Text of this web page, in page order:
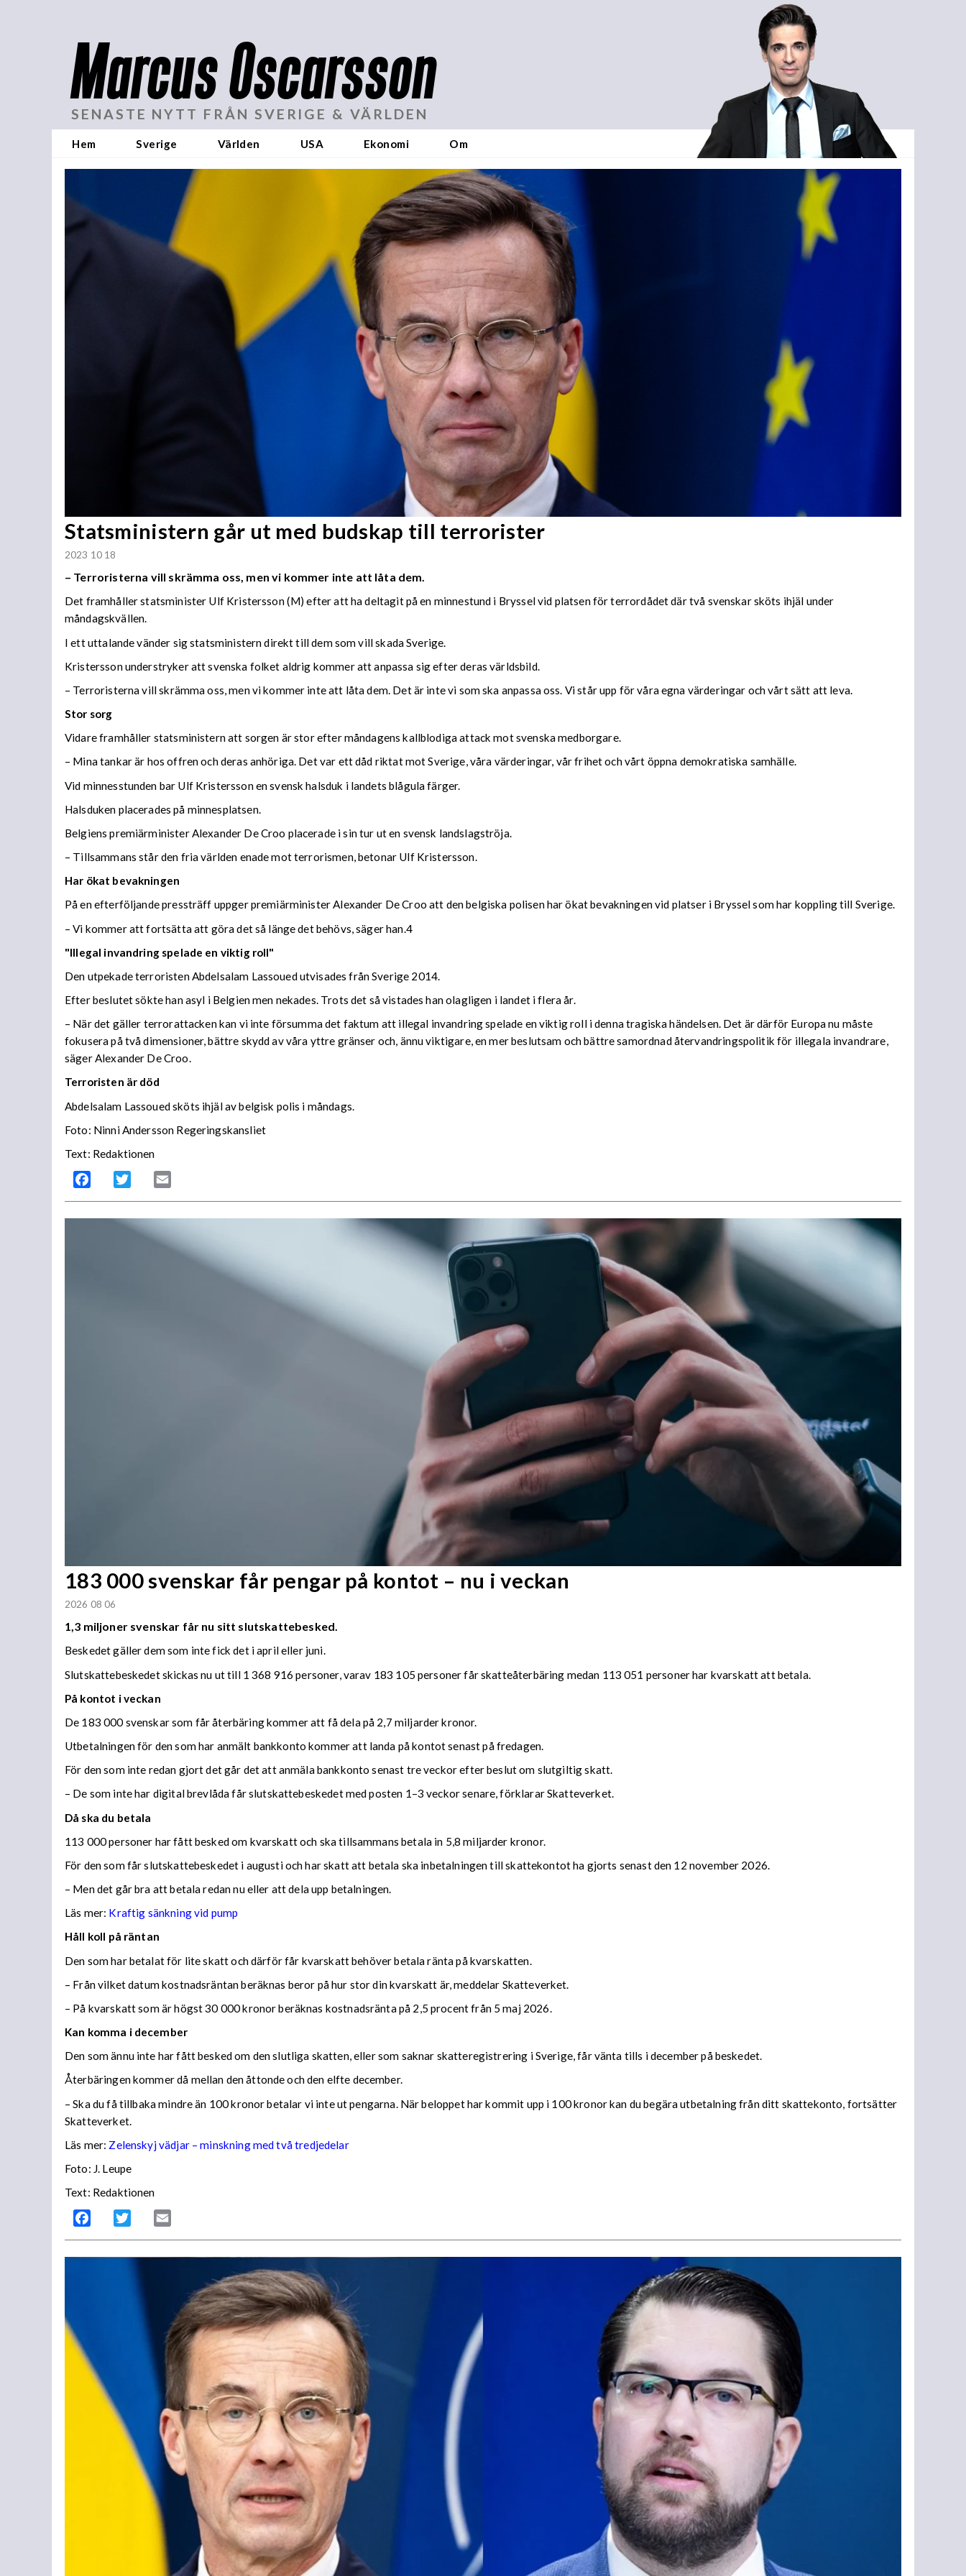
Marcus Oscarsson
SENASTE NYTT FRÅN SVERIGE & VÄRLDEN
Hem Sverige Världen USA Ekonomi Om
Statsministern går ut med budskap till terrorister
2023 10 18
– Terroristerna vill skrämma oss, men vi kommer inte att låta dem.
Det framhåller statsminister Ulf Kristersson (M) efter att ha deltagit på en minnestund i Bryssel vid platsen för terrordådet där två svenskar sköts ihjäl under
måndagskvällen.
I ett uttalande vänder sig statsministern direkt till dem som vill skada Sverige.
Kristersson understryker att svenska folket aldrig kommer att anpassa sig efter deras världsbild.
– Terroristerna vill skrämma oss, men vi kommer inte att låta dem. Det är inte vi som ska anpassa oss. Vi står upp för våra egna värderingar och vårt sätt att leva.
Stor sorg
Vidare framhåller statsministern att sorgen är stor efter måndagens kallblodiga attack mot svenska medborgare.
– Mina tankar är hos offren och deras anhöriga. Det var ett dåd riktat mot Sverige, våra värderingar, vår frihet och vårt öppna demokratiska samhälle.
Vid minnesstunden bar Ulf Kristersson en svensk halsduk i landets blågula färger.
Halsduken placerades på minnesplatsen.
Belgiens premiärminister Alexander De Croo placerade i sin tur ut en svensk landslagströja.
– Tillsammans står den fria världen enade mot terrorismen, betonar Ulf Kristersson.
Har ökat bevakningen
På en efterföljande pressträff uppger premiärminister Alexander De Croo att den belgiska polisen har ökat bevakningen vid platser i Bryssel som har koppling till Sverige.
– Vi kommer att fortsätta att göra det så länge det behövs, säger han.4
"Illegal invandring spelade en viktig roll"
Den utpekade terroristen Abdelsalam Lassoued utvisades från Sverige 2014.
Efter beslutet sökte han asyl i Belgien men nekades. Trots det så vistades han olagligen i landet i flera år.
– När det gäller terrorattacken kan vi inte försumma det faktum att illegal invandring spelade en viktig roll i denna tragiska händelsen. Det är därför Europa nu måste
fokusera på två dimensioner, bättre skydd av våra yttre gränser och, ännu viktigare, en mer beslutsam och bättre samordnad återvandringspolitik för illegala invandrare,
säger Alexander De Croo.
Terroristen är död
Abdelsalam Lassoued sköts ihjäl av belgisk polis i måndags.
Foto: Ninni Andersson Regeringskansliet
Text: Redaktionen
Facebook Twitter
183 000 svenskar får pengar på kontot – nu i veckan
2026 08 06
1,3 miljoner svenskar får nu sitt slutskattebesked.
Beskedet gäller dem som inte fick det i april eller juni.
Slutskattebeskedet skickas nu ut till 1 368 916 personer, varav 183 105 personer får skatteåterbäring medan 113 051 personer har kvarskatt att betala.
På kontot i veckan
De 183 000 svenskar som får återbäring kommer att få dela på 2,7 miljarder kronor.
Utbetalningen för den som har anmält bankkonto kommer att landa på kontot senast på fredagen.
För den som inte redan gjort det går det att anmäla bankkonto senast tre veckor efter beslut om slutgiltig skatt.
– De som inte har digital brevlåda får slutskattebeskedet med posten 1–3 veckor senare, förklarar Skatteverket.
Då ska du betala
113 000 personer har fått besked om kvarskatt och ska tillsammans betala in 5,8 miljarder kronor.
För den som får slutskattebeskedet i augusti och har skatt att betala ska inbetalningen till skattekontot ha gjorts senast den 12 november 2026.
– Men det går bra att betala redan nu eller att dela upp betalningen.
Läs mer: Kraftig sänkning vid pump
Håll koll på räntan
Den som har betalat för lite skatt och därför får kvarskatt behöver betala ränta på kvarskatten.
– Från vilket datum kostnadsräntan beräknas beror på hur stor din kvarskatt är, meddelar Skatteverket.
– På kvarskatt som är högst 30 000 kronor beräknas kostnadsränta på 2,5 procent från 5 maj 2026.
Kan komma i december
Den som ännu inte har fått besked om den slutliga skatten, eller som saknar skatteregistrering i Sverige, får vänta tills i december på beskedet.
Återbäringen kommer då mellan den åttonde och den elfte december.
– Ska du få tillbaka mindre än 100 kronor betalar vi inte ut pengarna. När beloppet har kommit upp i 100 kronor kan du begära utbetalning från ditt skattekonto, fortsätter
Skatteverket.
Läs mer: Zelenskyj vädjar – minskning med två tredjedelar
Foto: J. Leupe
Text: Redaktionen
Facebook Twitter